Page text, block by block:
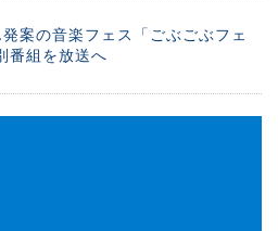
案の音楽フェス「ごぶごぶフェ
番組を放送へ